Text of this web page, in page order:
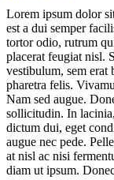
Lorem ipsum dolor
est a dui semper
tortor odio, rutrum
placerat feugiat nisl.
vestibulum, sem erat
pharetra felis.
Nam sed augue.
sollicitudin. In
dictum dui, eget
augue nec pede.
at nisl ac nisi
diam ut ipsum.